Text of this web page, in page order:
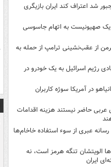
شد اعتراف کند ایران بازیگری
یک صهیونیست به اتهام جاسوسی
از عقب‌نشینی ترامپ از حمله به
رژیم اسرائیل به یک خودرو در
در آمریکا سوژه کاربران
حاضر نیستند هزینه اقدامات
عبری از سوء استفاده خاخام‌ها
الویتشان تنگه هرمز است، نه
ایران